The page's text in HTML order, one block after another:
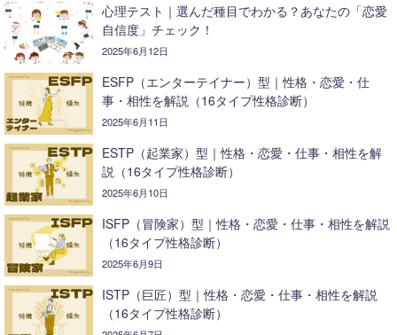
心理テスト｜選んだ種目でわかる？あなたの「恋愛
自信度」チェック！
2025年6月12日
ESFP（エンターテイナー）型｜性格・恋愛・仕
事・相性を解説（16タイプ性格診断）
2025年6月11日
ESTP（起業家）型｜性格・恋愛・仕事・相性を解
説（16タイプ性格診断）
2025年6月10日
ISFP（冒険家）型｜性格・恋愛・仕事・相性を解説
（16タイプ性格診断）
2025年6月9日
ISTP（巨匠）型｜性格・恋愛・仕事・相性を解説
（16タイプ性格診断）